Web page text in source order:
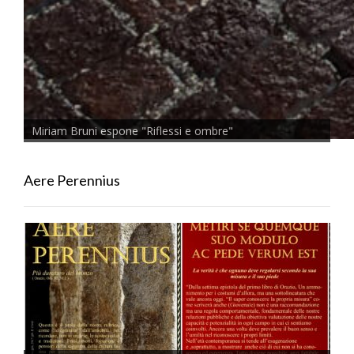
Miriam Bruni espone "Riflessi e ombre"
Aere Perennius